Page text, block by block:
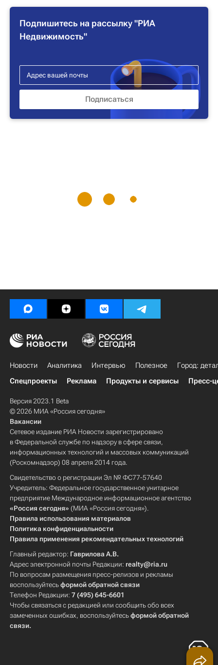
Подпишитесь на рассылку "РИА
Недвижимость"
Новости Аналитика Интервью Полезное
Город:
Спецпроекты
Реклама Продукты и сервисы Пресс-
Версия 2023.1 Beta
© 2026 МИА «Россия сегодня»
Вакансии
Сетевое издание РИА Новости зарегистрировано
в Федеральной службе по надзору в сфере связи,
информационных технологий и массовых коммуникаций
(Роскомнадзор) 08 апреля 2014 года.
Свидетельство о регистрации Эл № ФС77-57640
Учредитель: Федеральное государственное унитарное
предприятие Международное информационное агентство
«Россия сегодня» (МИА «Россия сегодня»).
Правила использования материалов
Политика конфиденциальности
Правила применения рекомендательных технологий
Главный редактор: Гаврилова А.В.
Адрес электронной почты Редакции: realty@ria.ru
По вопросам размещения пресс-релизов и рекламы
воспользуйтесьформой обратной связи
Телефон Редакции: 7 (495) 645-6601
Чтобы связаться с редакцией или сообщить обо всех
замеченных ошибках, воспользуйтесьформой обратной
связи.